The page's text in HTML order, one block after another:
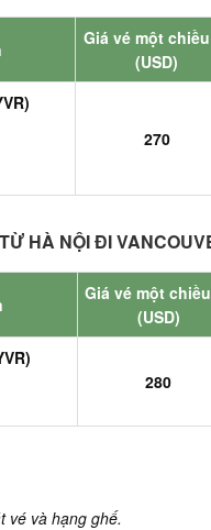
Giá vé một
(USD)
270
HÀ NỘI ĐI
Giá vé một
(USD)
280
vé và hạng ghế.